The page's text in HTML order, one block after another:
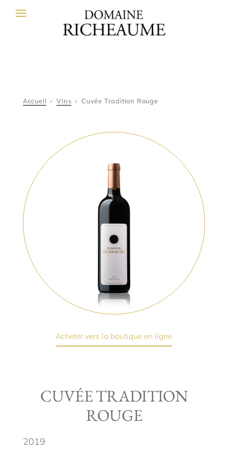
Accueil › Vins › Cuvée Tradition Rouge
Acheter vers la boutique en ligne
CUVÉE TRADITION
ROUGE
2019